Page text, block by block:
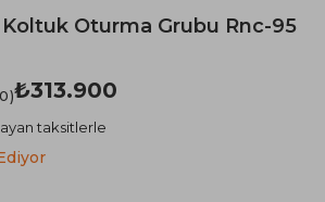
Oturma Grubu Rnc-95
₺313.900
taksitlerle